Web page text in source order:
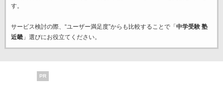
す。
サービス検討の際、“ユーザー満足度”からも比較することで「 中学受験 塾
近畿」選びにお役立てください。
PR